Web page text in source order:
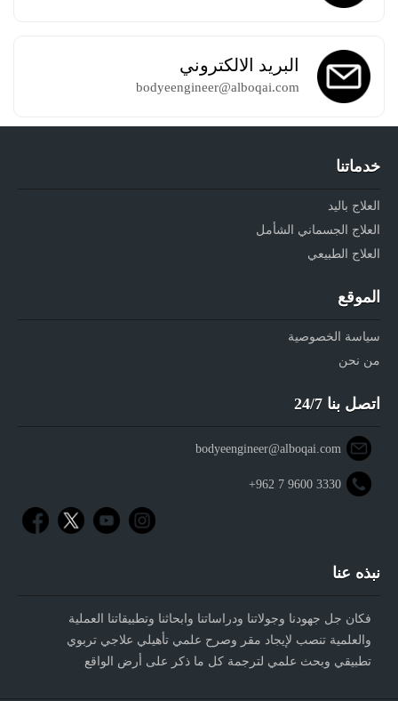
البريد الالكتروني
bodyeengineer@alboqai.com
خدماتنا
العلاج باليد
العلاج الجسماني الشأمل
العلاج الطبيعي
الموقع
سياسة الخصوصية
من نحن
اتصل بنا 24/7
bodyeengineer@alboqai.com
+962 7 9600 3330
نبذه عنا
فكان جل جهودنا وجولاتنا ودراساتنا وابحاثنا وتطبيقاتنا العملية
والعلمية تنصب لإيجاد مقر وصرح علمي تأهيلي علاجي تربوي
تطبيقي وبحث علمي لترجمة كل ما ذكر على أرض الواقع